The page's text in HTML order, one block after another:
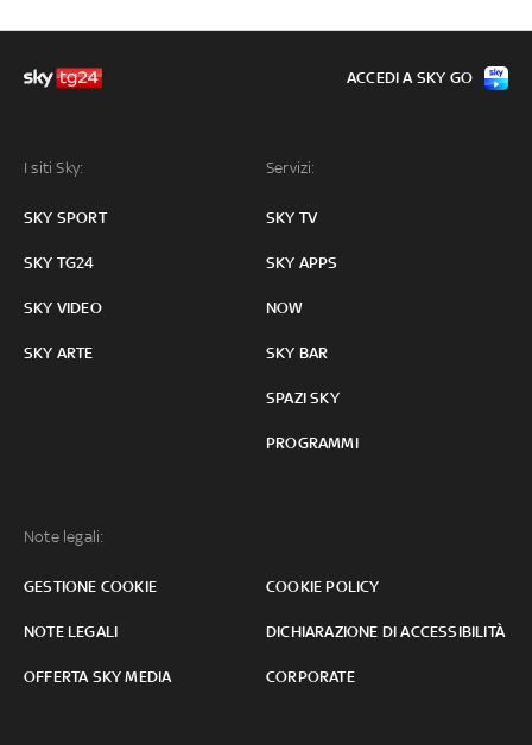
I siti Sky:
SKY SPORT
SKY TG24
SKY VIDEO
SKY ARTE
Servizi:
SKY TV
SKY APPS
NOW
SKY BAR
SPAZI SKY
PROGRAMMI
Note legali:
GESTIONE COOKIE COOKIE POLICY
NOTE LEGALI DICHIARAZIONE DI ACCESSIBILITÀ
OFFERTA SKY MEDIA CORPORATE
ACCEDI A SKY GO